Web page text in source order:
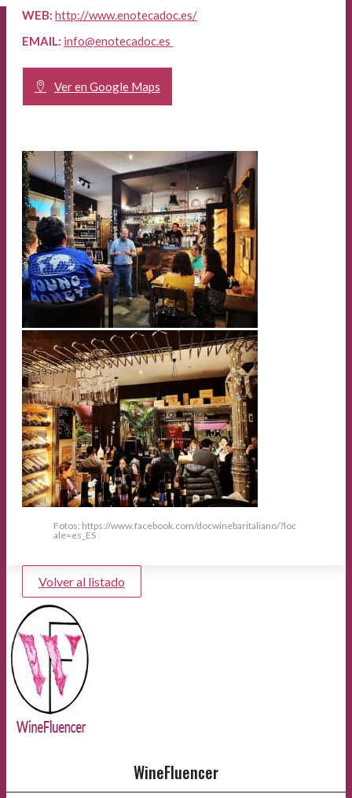
WEB: http://www.enotecadoc.es/
EMAIL: info@enotecadoc.es
Ver en Google Maps
Fotos: https://www.facebook.com/docwinebaritaliano/?loc
ale=es_ES
Volver al listado
WineFluencer